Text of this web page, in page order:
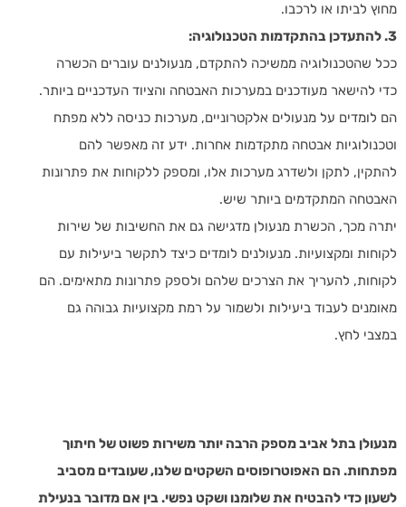
מחוץ לביתו או לרכבו.
3. להתעדכן בהתקדמות הטכנולוגיה:
ככל שהטכנולוגיה ממשיכה להתקדם, מנעולנים עוברים הכשרה
כדי להישאר מעודכנים במערכות האבטחה והציוד העדכניים ביותר.
הם לומדים על מנעולים אלקטרוניים, מערכות כניסה ללא מפתח
וטכנולוגיות אבטחה מתקדמות אחרות. ידע זה מאפשר להם
להתקין, לתקן ולשדרג מערכות אלו, ומספק ללקוחות את פתרונות
האבטחה המתקדמים ביותר שיש.
יתרה מכך, הכשרת מנעולן מדגישה גם את החשיבות של שירות
לקוחות ומקצועיות. מנעולנים לומדים כיצד לתקשר ביעילות עם
לקוחות, להעריך את הצרכים שלהם ולספק פתרונות מתאימים. הם
מאומנים לעבוד ביעילות ולשמור על רמת מקצועיות גבוהה גם
במצבי לחץ.
מנעולן בתל אביב מספק הרבה יותר משירות פשוט של חיתוך
מפתחות. הם האפוטרופוסים השקטים שלנו, שעובדים מסביב
לשעון כדי להבטיח את שלומנו ושקט נפשי. בין אם מדובר בנעילת